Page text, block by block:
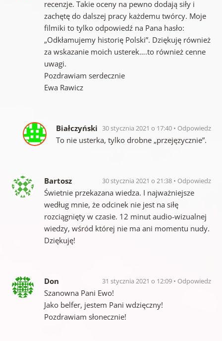
recenzje. Takie oceny na pewno dodają siły i
zachętę do dalszej pracy każdemu twórcy. Moje
filmiki to tylko odpowiedź na Pana hasło:
„Odkłamujemy historię Polski”. Dziękuję również
za wskazanie moich usterek….to również cenne
uwagi.
Pozdrawiam serdecznie
Ewa Rawicz
Białczyński 30 stycznia 2021 o 17:40 Odpowiedz
To nie usterka, tylko drobne „przejęzycznie”.
Bartosz 30 stycznia 2021 o 21:38 Odpowiedz
Świetnie przekazana wiedza. I najważniejsze
według mnie, że odcinek nie jest na siłę
rozciągnięty w czasie. 12 minut audio-wizualnej
wiedzy, wśród której nie ma ani momentu nudy.
Dziękuję!
Don 31 stycznia 2021 o 12:09 Odpowiedz
Szanowna Pani Ewo!
Jako belfer, jestem Pani wdzięczny!
Pozdrawiam słonecznie!